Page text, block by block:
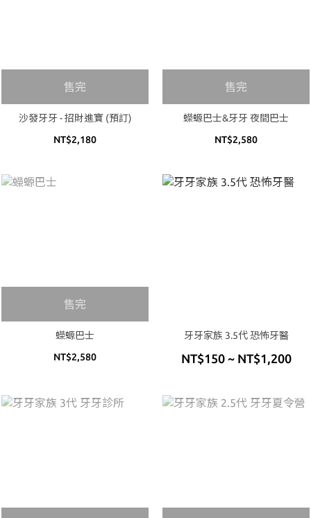
售完
沙發牙牙 - 招財進寶 (預訂)
NT$2,180
售完
蠑螈巴士&牙牙 夜間巴士
NT$2,580
售完
蠑螈巴士
NT$2,580
牙牙家族 3.5代 恐怖牙醫
NT$150 ~ NT$1,200